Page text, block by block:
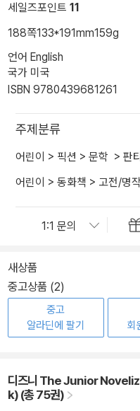
세일즈포인트 11
188쪽133*191mm159g
언어 English
국가 미국
ISBN 9780439681261
주제분류
어린이 > 픽션 > 문학 > 판
어린이 > 동화책 > 고전/명
새상품
중고상품 (2)
중고
알라딘에 팔기
회
디즈니 The Junior
k) (총 75권)